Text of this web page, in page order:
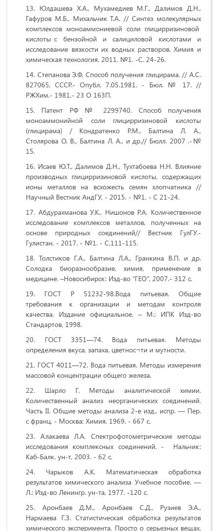
Юлдашева Х.А., Мухамедиев М.Г., Далимов Д.Н.,
Гафуров М.Б., Михальчик Т.А. // Синтез молекулярных
комплексов моноаммониевой соли глицирризиновой
кислоты с бензойной и салициловой кислотами и
исследование вязкости их водных растворов. Химия и
химическая технология. 2011. №1. -С. 24-26.
Степанова Э.Ф. Способ получения глицирама. // А.С.
827065, СССР.- Опубл. 7.05.1981. - Бюл. № 17. //
РЖХим.- 1981,- 23 О 163П.
Патент РФ № 2299740. Способ получения
моноаммонийной соли глицирризиновой кислоты
(глицирама) / Кондратенко Р.М., Балтина Л. А.,
Столярова О. В., Балтина Л. А., и др.// Бюлл. 2007 .-№
15.
Исаев Ю.Т., Далимов Д.Н., Тухтабоева Н.Н. Влияние
производных глицирризиновой кислоты, содержащих
ионы металлов на всхожесть семян хлопчатника //
Научный Вестник АндГУ. - 2015. - №1. - С 21-24.
Абдурахманова У.К., Нишонов Р.А. Количественное
исследование комплексов металлов, полученных на
основе природных соединений// Вестник ГулГУ.-
Гулистан. - 2017. - №1. - С.111-115.
Толстиков Г.А., Балтина Л.А., Гранкина В.П. и др.
Солодка биоразнообразие, химия, применение в
медицине. –Новосибирск: Изд-во “ГЕО”, 2007.- 312 с.
ГОСТ Р 51232-98.Вода питьевая. Общие
требования к организации и методам контроля
качества. Издание официальное. – М.: ИПК Изд-во
Стандартов, 1998.
ГОСТ 3351—74. Вода питьевая. Методы
определения вкуса, запаха, цветнос¬ти и мутности.
ГОСТ 4011—72. Вода питьевая. Методы измерения
массовой концентрации общего железа.
Шарло Г. Методы аналитической химии.
Количественный анализ неорганических соединений.
Часть II. Общие методы анализа 2-е изд., испр. — Пер.
с франц. - Москва: Химия, 1969. - 667 с.
Алакаева Л.А. Спектрофотометрические методы
исследования комплексных соединений. - Нальчик:
Каб-Балк. ун-т, 2003. - 62 с.
Чарыков А.К. Математическая обработка
результатов химического анализа Учебное пособие. —
Л.: Изд-во Ленингр. ун-та, 1977. -120 с.
Аронбаев Д.М., Аронбаев С.Д., Рузиев Э.А.,
Нармаева Г.З. Статистическая обработка результатов
химического эксперимента. Просто о серьезных вещах.